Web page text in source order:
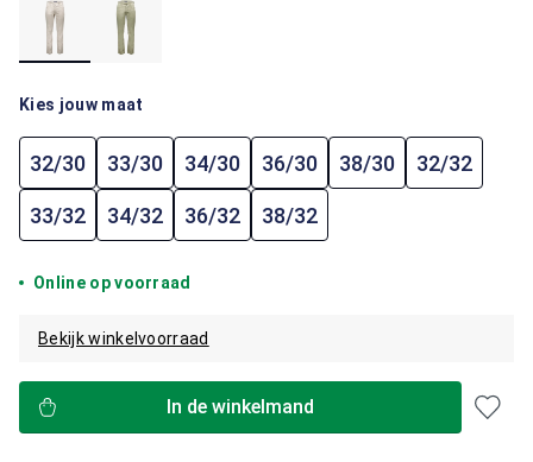
Kies jouw maat
32/30 33/30 34/30 36/30 38/30 32/32
33/32 34/32 36/32 38/32
Online op voorraad
Bekijk winkelvoorraad
In de winkelmand